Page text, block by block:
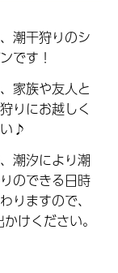
潮干狩りのシ
です！
家族や友人と
りにお越しく
♪
潮汐により潮
のできる日時
りますので、
けください。